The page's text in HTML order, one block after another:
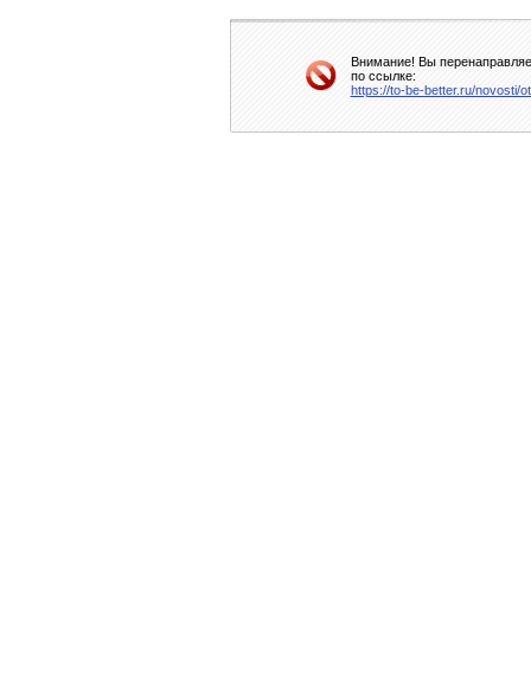
Внимание! Вы
по ссылке:
https://to-be-better.ru/novosti/